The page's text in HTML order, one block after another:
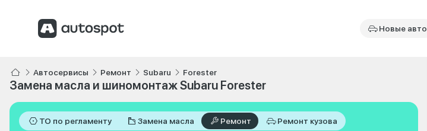
Новые авто
Автосервисы Ремонт Subaru Forester
Замена масла и шиномонтаж Subaru Forester
ТО по регламенту Замена масла Ремонт Ремонт кузова